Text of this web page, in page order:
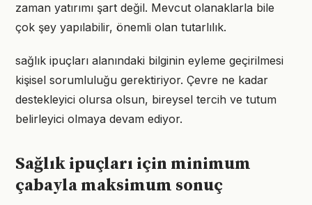
zaman yatırımı şart değil. Mevcut olanaklarla bile
çok şey yapılabilir, önemli olan tutarlılık.
sağlık ipuçları alanındaki bilginin eyleme geçirilmesi
kişisel sorumluluğu gerektiriyor. Çevre ne kadar
destekleyici olursa olsun, bireysel tercih ve tutum
belirleyici olmaya devam ediyor.
Sağlık ipuçları için minimum
çabayla maksimum sonuç